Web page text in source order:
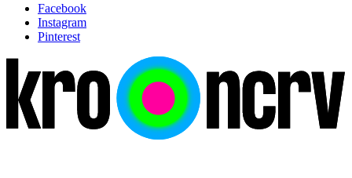
Facebook
Instagram
Pinterest